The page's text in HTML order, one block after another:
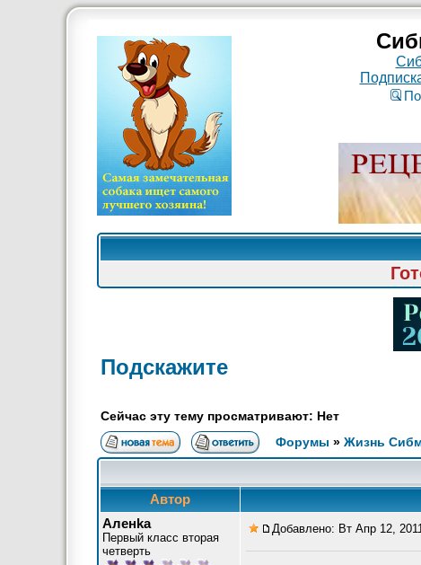
Подскажите
Сейчас эту тему просматривают: Нет
Форумы » Жизнь
Автор
Аленkа
Первый класс вторая
четверть
Добавлено: Вт Апр 12,